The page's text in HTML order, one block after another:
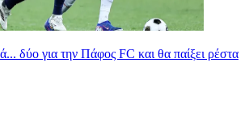
δύο για την Πάφος FC και θα παίξει ρέστα